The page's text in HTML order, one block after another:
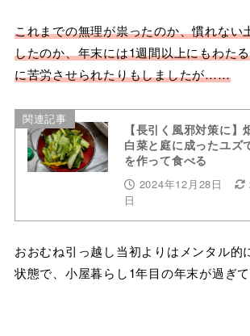
これまでの無理が祟ったのか、慣れない
したのか、年末には1週間以上にもわた
に苦労させられたりもしましたが……
関連記事
【長引く風邪対策に】
白菜と庭に成ったユズ
を作って食べる
2024年12月28日
日
おおむね引っ越し当初よりはメンタル的
状態で、小屋暮らし1年目の年末が過ぎて